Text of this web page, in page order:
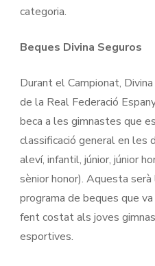
categoria.
Beques Divina Seguros
Durant el Campionat,
de la Real Federació
beca a les gimnastes que
classificació general en les
aleví, infantil, júnior, júnior
sènior honor). Aquesta
programa de beques que
fent costat als joves
esportives.